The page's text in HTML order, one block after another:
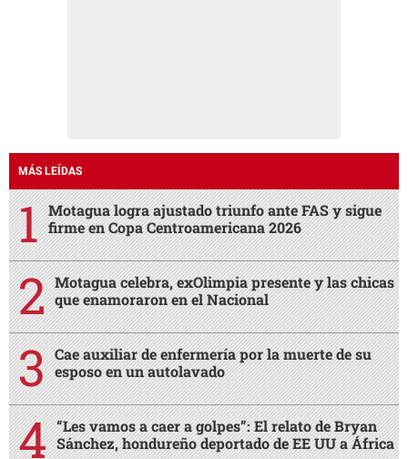
MÁS LEÍDAS
Motagua logra ajustado triunfo ante FAS y sigue
firme en Copa Centroamericana 2026
Motagua celebra, exOlimpia presente y las chicas
que enamoraron en el Nacional
Cae auxiliar de enfermería por la muerte de su
esposo en un autolavado
“Les vamos a caer a golpes”: El relato de Bryan
Sánchez, hondureño deportado de EE UU a África